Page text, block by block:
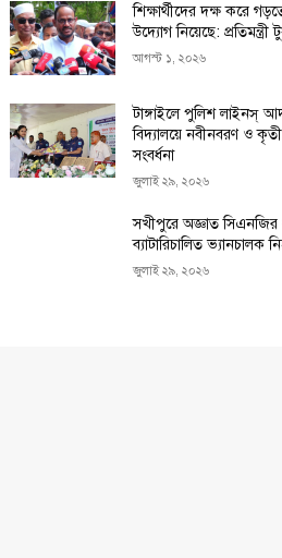
শিক্ষার্থীদের দক্ষ করে
উদ্যোগ নিয়েছে: প্রতিমন্ত্রী
আগস্ট ১, ২০২৬
টাঙ্গাইলে পুলিশ লাইনস্
বিদ্যালয়ে নবীনবরণ ও কৃতী
সংবর্ধনা
জুলাই ২৯, ২০২৬
সখীপুরে অজ্ঞাত সিএনজির
ব্যাটারিচালিত ভ্যানচালক
জুলাই ২৯, ২০২৬